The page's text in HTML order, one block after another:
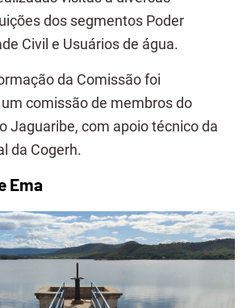
dos segmentos Poder
Civil e Usuários de água.
da Comissão foi
comissão de membros do
Jaguaribe, com apoio técnico da
da Cogerh.
Ema